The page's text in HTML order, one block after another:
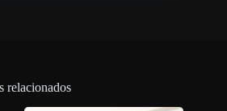
relacionados